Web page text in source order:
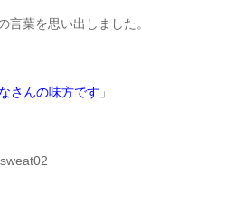
言葉を思い出しました。
さんの味方です 」